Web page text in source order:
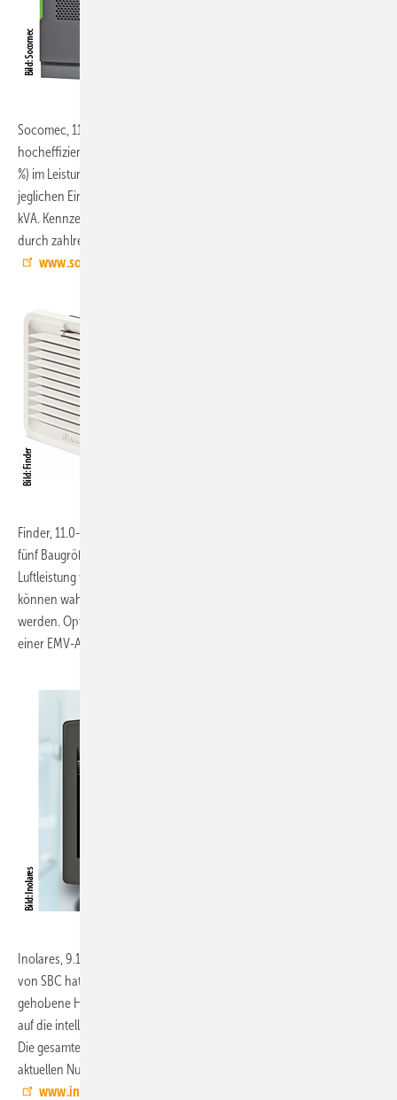
Socomec, 11.0-A60,
hocheffizienten USV-Lösung Masterys GP4 (Wirkungsgrad von 96,5
%) im Leistungsbereich von 60 bis 160 kVA und der robusten, für
jeglichen Einsatzzweck geeigneten Masterys BC+ von 100 bis 160
kVA. Kennzeichnend für beide Baureihen ist ihre Anpassungsfähigkeit
durch zahlreiche Optionen an die Standort-Bedingungen.
www.socomec.de
Finder, 11.0-B10:
fünf Baugrößen erhältlich und haben je nach Typ eine frei blasende
Luftleistung von 24 bis zu 630 (mit Filtermatte 14 bis 470) m
können wahlweise mit 24 VDC oder 120 bzw. 230 VAC betrieben
werden. Optional sind die 7F-Geräte und auch die Austrittsfilter in
einer EMV-Ausführung erhältlich.
Inolares, 9.1-B54:
von SBC hat Inolares eine erweiterbare Benutzerschnittstelle für die
gehobene Hotellerie entwickelt. Besonderes Augenmerk wurde dabei
auf die intelligente Kopplung aller technischen Komponenten gelegt.
Die gesamte Licht- und Klimasituation kann mit einem Touch dem
aktuellen Nutzungszweck des Raumes angepasst werden.
www.inolares.de